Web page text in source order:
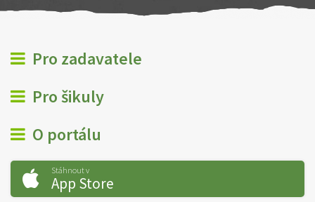
Pro zadavatele
Pro šikuly
O portálu
Stáhnout v
App Store